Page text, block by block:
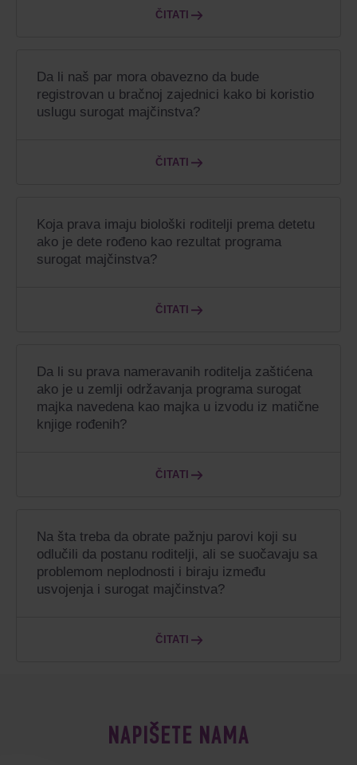
ČITATI
Da li naš par mora obavezno da bude
registrovan u bračnoj zajednici kako bi koristio
uslugu surogat majčinstva?
ČITATI
Koja prava imaju biološki roditelji prema detetu
ako je dete rođeno kao rezultat programa
surogat majčinstva?
ČITATI
Da li su prava nameravanih roditelja zaštićena
ako je u zemlji održavanja programa surogat
majka navedena kao majka u izvodu iz matične
knjige rođenih?
ČITATI
Na šta treba da obrate pažnju parovi koji su
odlučili da postanu roditelji, ali se suočavaju sa
problemom neplodnosti i biraju između
usvojenja i surogat majčinstva?
ČITATI
NAPIŠETE NAMA